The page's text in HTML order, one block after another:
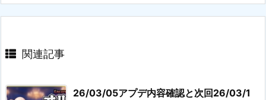
関連記事
26/03/05アプデ内容確認と次回26/03/1